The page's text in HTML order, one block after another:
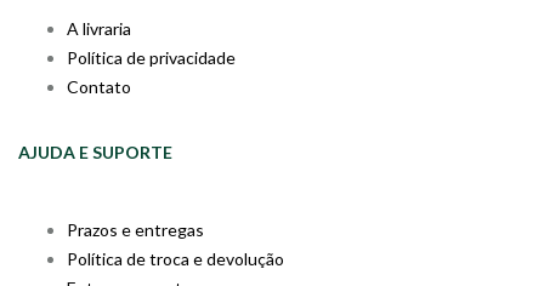
A livraria
Política de privacidade
Contato
AJUDA E SUPORTE
Prazos e entregas
Política de troca e devolução